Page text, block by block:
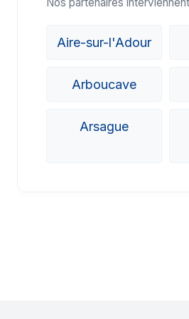
Aire-sur-l'Adour
Arboucave
Arsague